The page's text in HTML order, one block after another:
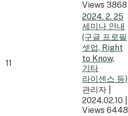
Views 3868
11
2024. 2. 25
세미나 안내
(구글 프로필
셋업, Right
to Know,
기타
라이센스 등)
관리자
2024.02.10
Views 6448